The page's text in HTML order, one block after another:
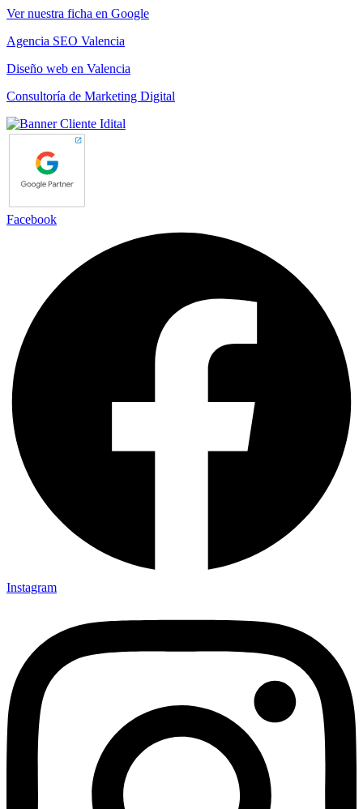
Ver nuestra ficha en Google
Agencia SEO Valencia
Diseño web en Valencia
Consultoría de Marketing Digital
Facebook
Instagram